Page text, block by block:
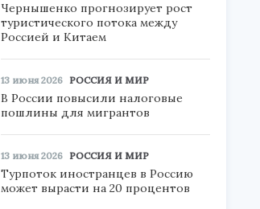
Чернышенко прогнозирует рост
туристического потока между
Россией и Китаем
13 июня 2026 РОССИЯ И МИР
В России повысили налоговые
пошлины для мигрантов
13 июня 2026 РОССИЯ И МИР
Турпоток иностранцев в Россию
может вырасти на 20 процентов